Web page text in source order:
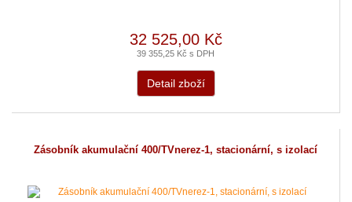
32 525,00 Kč
39 355,25 Kč s DPH
Detail zboží
Zásobník akumulační 400/TVnerez-1, stacionární, s izolací